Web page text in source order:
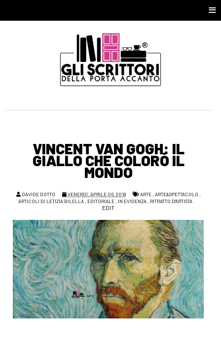
≡
VINCENT VAN GOGH: IL
GIALLO CHE COLORÒ IL
MONDO
DAVIDE DOTTO VENERDÌ, APRILE 06, 2018 ARTE, ARTE&SPETTACOLO ,
ARTICOLI DI LETIZIA BILELLA , EDITORIALE , IN EVIDENZA , RITRATTO D'ARTISTA
EDIT